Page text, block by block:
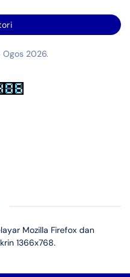
Ogos 2026.
Mozilla Firefox dan
1366x768.